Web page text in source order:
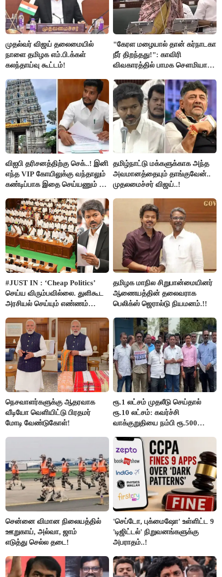
முதல்வர் விஜய் தலைமையில்
நாளை தமிழக எம்.பி.க்கள்
கலந்தாய்வு கூட்டம்!
"கேரள மழையால் தான் கர்நாடகா
நீர் திறந்தது!": காவிரி
விவகாரத்தில் பாமக சௌமியா
விஐபி தரிசனத்திற்கு செக்..! இனி
எந்த VIP கோயிலுக்கு வந்தாலும்
கண்டிப்பாக இதை செய்யணும் -
தமிழ்நாட்டு மக்களுக்காக அந்த
அவமானத்தையும் தாங்குவேன்..
முதலமைச்சர் விஜய்..!
#JUST IN : ‘Cheap Politics’
செய்ய விரும்பவில்லை. துளிகூட
அரசியல் செய்யும் எண்ணம்
விஜய் பதில்!
தமிழக மாநில சிறுபான்மையினர்
ஆணையத்தின் தலைவராக
பெலிக்ஸ் ஜெரால்டு நியமனம்.!!
நெசவாளர்களுக்கு ஆதரவாக
வீடியோ வெளியிட்டு பிரதமர்
மோடி வேண்டுகோள்!
ரூ.1 லட்சம் முதலீடு செய்தால்
ரூ.10 லட்சம்: கவர்ச்சி
வாக்குறுதியை நம்பி ரூ.500
மக்கள்!
சென்னை விமான நிலையத்தில்
ஊறுகாய், அல்வா, ஜாம்
எடுத்து செல்ல தடை!
'செப்டோ, புக்மைஷோ' உள்ளிட்ட 9
'டிஜிட்டல்' நிறுவனங்களுக்கு
அபராதம்..!